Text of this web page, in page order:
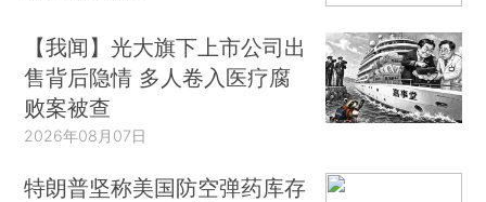
【我闻】光大旗下上市公司出
售背后隐情 多人卷入医疗腐
败案被查
2026年08月07日
特朗普坚称美国防空弹药库存